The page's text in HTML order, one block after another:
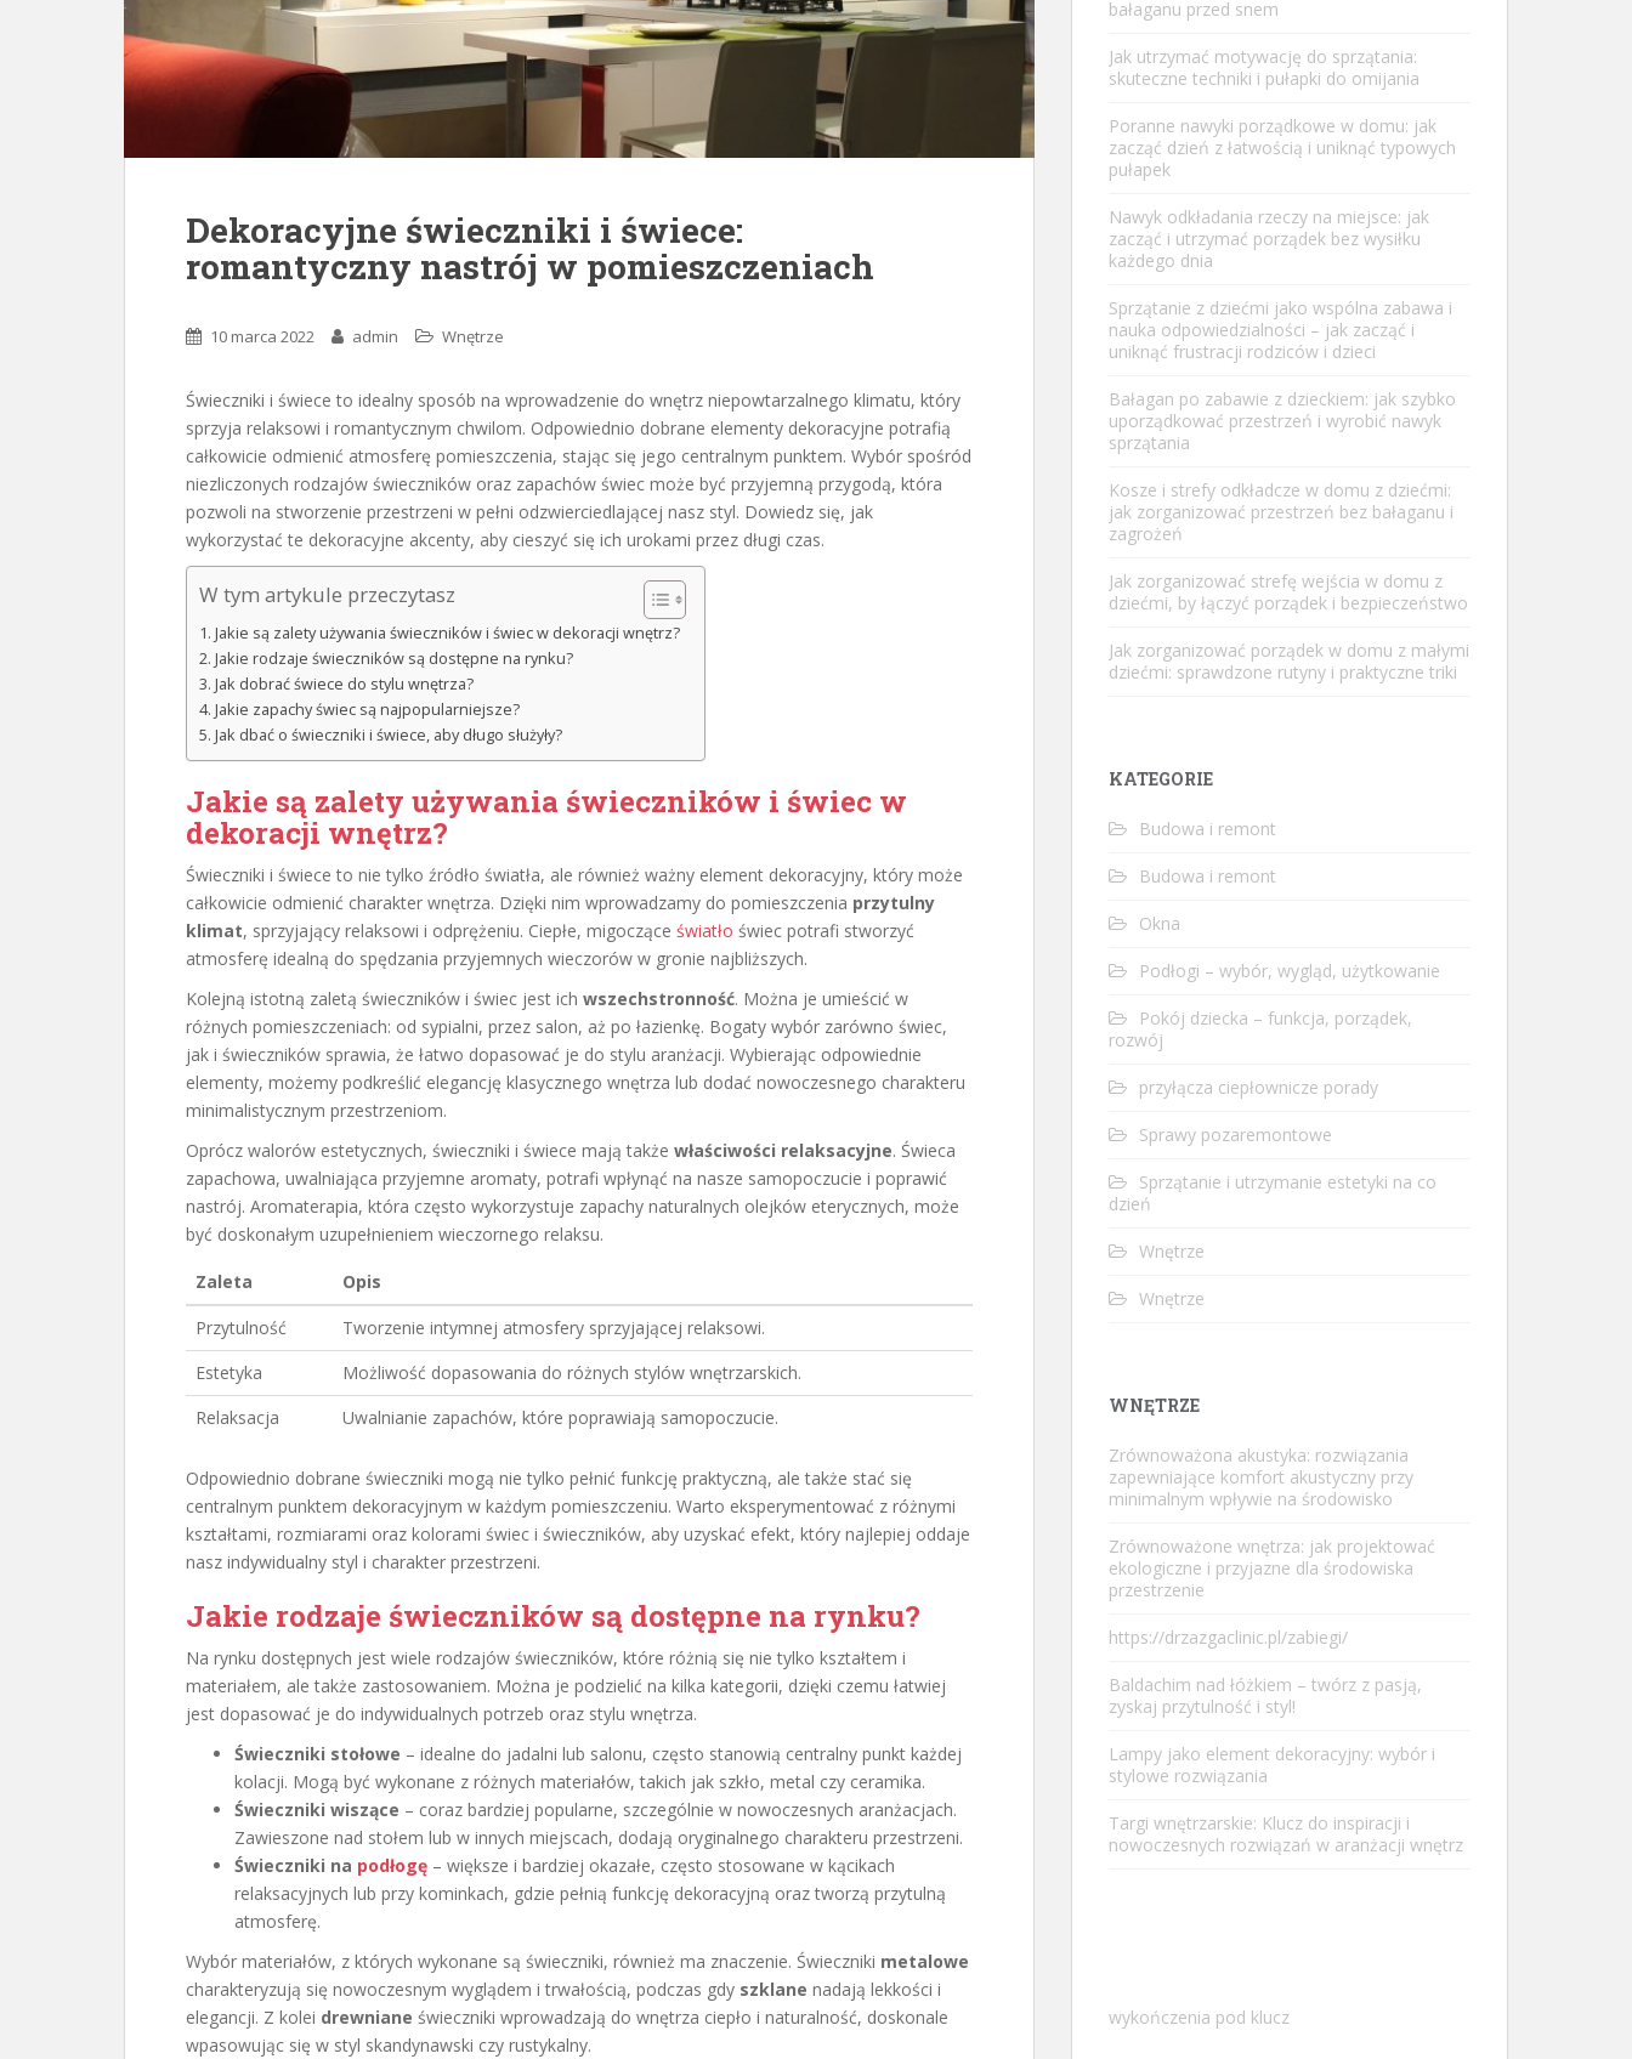
Dekoracyjne świeczniki i świece:
romantyczny nastrój w pomieszczeniach
10 marca 2022 admin Wnętrze
Świeczniki i świece to idealny sposób na wprowadzenie do wnętrz niepowtarzalnego klimatu, który
sprzyja relaksowi i romantycznym chwilom. Odpowiednio dobrane elementy dekoracyjne potrafią
całkowicie odmienić atmosferę pomieszczenia, stając się jego centralnym punktem. Wybór spośród
niezliczonych rodzajów świeczników oraz zapachów świec może być przyjemną przygodą, która
pozwoli na stworzenie przestrzeni w pełni odzwierciedlającej nasz styl. Dowiedz się, jak
wykorzystać te dekoracyjne akcenty, aby cieszyć się ich urokami przez długi czas.
W tym artykule przeczytasz
Jakie są zalety używania świeczników i świec w dekoracji wnętrz?
Jakie rodzaje świeczników są dostępne na rynku?
Jak dobrać świece do stylu wnętrza?
Jakie zapachy świec są najpopularniejsze?
Jak dbać o świeczniki i świece, aby długo służyły?
Jakie są zalety używania świeczników i świec w
dekoracji wnętrz?
Świeczniki i świece to nie tylko źródło światła, ale również ważny element dekoracyjny, który może
całkowicie odmienić charakter wnętrza. Dzięki nim wprowadzamy do pomieszczenia przytulny
klimat, sprzyjający relaksowi i odprężeniu. Ciepłe, migoczące światło świec potrafi stworzyć
atmosferę idealną do spędzania przyjemnych wieczorów w gronie najbliższych.
Kolejną istotną zaletą świeczników i świec jest ich wszechstronność. Można je umieścić w
różnych pomieszczeniach: od sypialni, przez salon, aż po łazienkę. Bogaty wybór zarówno świec,
jak i świeczników sprawia, że łatwo dopasować je do stylu aranżacji. Wybierając odpowiednie
elementy, możemy podkreślić elegancję klasycznego wnętrza lub dodać nowoczesnego charakteru
minimalistycznym przestrzeniom.
Oprócz walorów estetycznych, świeczniki i świece mają także właściwości relaksacyjne. Świeca
zapachowa, uwalniająca przyjemne aromaty, potrafi wpłynąć na nasze samopoczucie i poprawić
nastrój. Aromaterapia, która często wykorzystuje zapachy naturalnych olejków eterycznych, może
być doskonałym uzupełnieniem wieczornego relaksu.
Zaleta
Opis
Przytulność
Tworzenie intymnej atmosfery sprzyjającej relaksowi.
Estetyka
Możliwość dopasowania do różnych stylów wnętrzarskich.
Relaksacja
Uwalnianie zapachów, które poprawiają samopoczucie.
Odpowiednio dobrane świeczniki mogą nie tylko pełnić funkcję praktyczną, ale także stać się
centralnym punktem dekoracyjnym w każdym pomieszczeniu. Warto eksperymentować z różnymi
kształtami, rozmiarami oraz kolorami świec i świeczników, aby uzyskać efekt, który najlepiej oddaje
nasz indywidualny styl i charakter przestrzeni.
Jakie rodzaje świeczników są dostępne na rynku?
Na rynku dostępnych jest wiele rodzajów świeczników, które różnią się nie tylko kształtem i
materiałem, ale także zastosowaniem. Można je podzielić na kilka kategorii, dzięki czemu łatwiej
jest dopasować je do indywidualnych potrzeb oraz stylu wnętrza.
Świeczniki stołowe – idealne do jadalni lub salonu, często stanowią centralny punkt każdej
kolacji. Mogą być wykonane z różnych materiałów, takich jak szkło, metal czy ceramika.
Świeczniki wiszące – coraz bardziej popularne, szczególnie w nowoczesnych aranżacjach.
Zawieszone nad stołem lub w innych miejscach, dodają oryginalnego charakteru przestrzeni.
Świeczniki na podłogę – większe i bardziej okazałe, często stosowane w kącikach
relaksacyjnych lub przy kominkach, gdzie pełnią funkcję dekoracyjną oraz tworzą przytulną
atmosferę.
Wybór materiałów, z których wykonane są świeczniki, również ma znaczenie. Świeczniki metalowe
charakteryzują się nowoczesnym wyglądem i trwałością, podczas gdy szklane nadają lekkości i
elegancji. Z kolei drewniane świeczniki wprowadzają do wnętrza ciepło i naturalność, doskonale
wpasowując się w styl skandynawski czy rustykalny.
bałaganu przed snem
Jak utrzymać motywację do sprzątania:
skuteczne techniki i pułapki do omijania
Poranne nawyki porządkowe w domu: jak
zacząć dzień z łatwością i uniknąć typowych
pułapek
Nawyk odkładania rzeczy na miejsce: jak
zacząć i utrzymać porządek bez wysiłku
każdego dnia
Sprzątanie z dziećmi jako wspólna zabawa i
nauka odpowiedzialności – jak zacząć i
uniknąć frustracji rodziców i dzieci
Bałagan po zabawie z dzieckiem: jak szybko
uporządkować przestrzeń i wyrobić nawyk
sprzątania
Kosze i strefy odkładcze w domu z dziećmi:
jak zorganizować przestrzeń bez bałaganu i
zagrożeń
Jak zorganizować strefę wejścia w domu z
dziećmi, by łączyć porządek i bezpieczeństwo
Jak zorganizować porządek w domu z małymi
dziećmi: sprawdzone rutyny i praktyczne triki
KATEGORIE
Budowa i remont
Budowa i remont
Okna
Podłogi – wybór, wygląd, użytkowanie
Pokój dziecka – funkcja, porządek,
rozwój
przyłącza ciepłownicze porady
Sprawy pozaremontowe
Sprzątanie i utrzymanie estetyki na co
dzień
Wnętrze
Wnętrze
WNĘTRZE
Zrównoważona akustyka: rozwiązania
zapewniające komfort akustyczny przy
minimalnym wpływie na środowisko
Zrównoważone wnętrza: jak projektować
ekologiczne i przyjazne dla środowiska
przestrzenie
https://drzazgaclinic.pl/zabiegi/
Baldachim nad łóżkiem – twórz z pasją,
zyskaj przytulność i styl!
Lampy jako element dekoracyjny: wybór i
stylowe rozwiązania
Targi wnętrzarskie: Klucz do inspiracji i
nowoczesnych rozwiązań w aranżacji wnętrz
wykończenia pod klucz